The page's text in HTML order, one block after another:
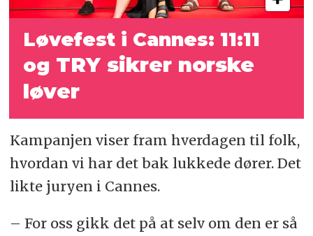
Løvefest i Cannes: 11:11
og TRY sikrer norske
løver
Kampanjen viser fram hverdagen til folk,
hvordan vi har det bak lukkede dører. Det
likte juryen i Cannes.
– For oss gikk det på at selv om den er så